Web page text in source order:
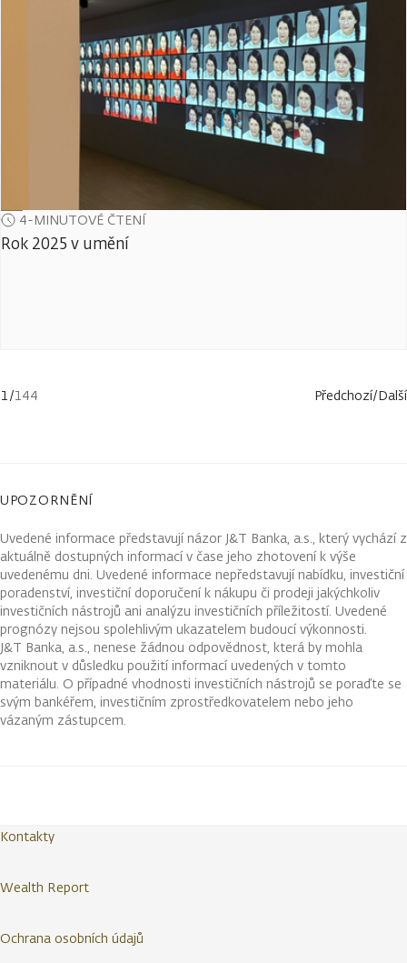
4-MINUTOVÉ ČTENÍ
Rok 2025 v umění
1/144 Předchozí/Další
UPOZORNĚNÍ
Uvedené informace představují názor J&T Banka, a.s., který vychází z
aktuálně dostupných informací v čase jeho zhotovení k výše
uvedenému dni. Uvedené informace nepředstavují nabídku, investiční
poradenství, investiční doporučení k nákupu či prodeji jakýchkoliv
investičních nástrojů ani analýzu investičních příležitostí. Uvedené
prognózy nejsou spolehlivým ukazatelem budoucí výkonnosti.
J&T Banka, a.s., nenese žádnou odpovědnost, která by mohla
vzniknout v důsledku použití informací uvedených v tomto
materiálu. O případné vhodnosti investičních nástrojů se poraďte se
svým bankéřem, investičním zprostředkovatelem nebo jeho
vázaným zástupcem.
Kontakty
Wealth Report
Ochrana osobních údajů